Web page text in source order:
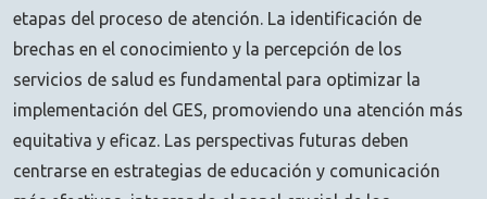
etapas del proceso de atención. La identificación de
brechas en el conocimiento y la percepción de los
servicios de salud es fundamental para optimizar la
implementación del GES, promoviendo una atención más
equitativa y eficaz. Las perspectivas futuras deben
centrarse en estrategias de educación y comunicación